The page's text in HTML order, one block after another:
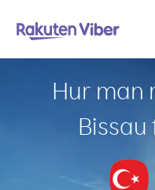
Hur man